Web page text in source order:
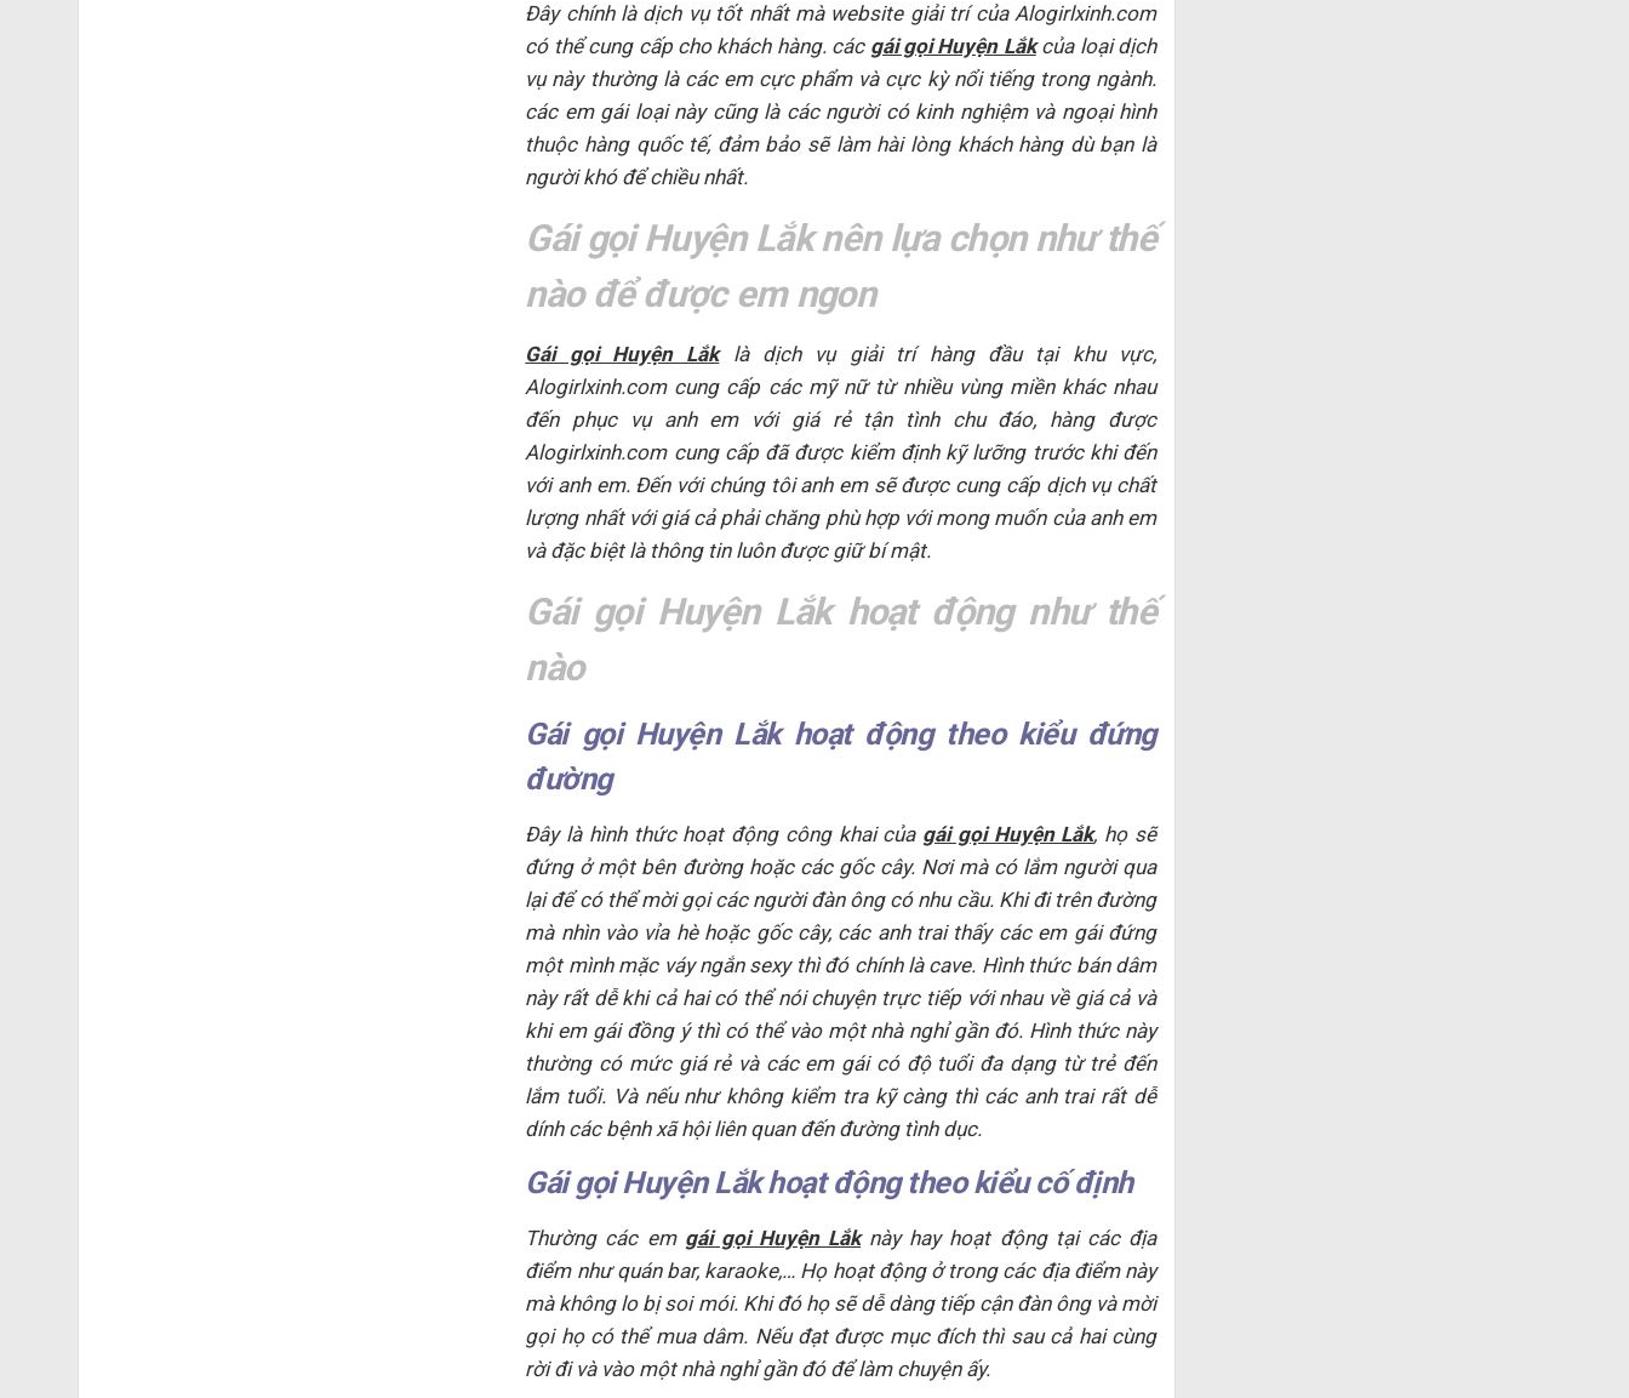
Đây chính là dịch vụ tốt nhất mà website giải trí của Alogirlxinh.com
có thể cung cấp cho khách hàng. các gái gọi Huyện Lắkcủa loại dịch
vụ này thường là các em cực phẩm và cực kỳ nổi tiếng trong ngành.
các em gái loại này cũng là các người có kinh nghiệm và ngoại hình
thuộc hàng quốc tế, đảm bảo sẽ làm hài lòng khách hàng dù bạn là
người khó để chiều nhất.
Gái gọi Huyện Lắk nên lựa chọn như thế
nào để được em ngon
Gái gọi Huyện Lắklà dịch vụ giải trí hàng đầu tại khu vực,
Alogirlxinh.com cung cấp các mỹ nữ từ nhiều vùng miền khác nhau
đến phục vụ anh em với giá rẻ tận tình chu đáo, hàng được
Alogirlxinh.com cung cấp đã được kiểm định kỹ lưỡng trước khi đến
với anh em. Đến với chúng tôi anh em sẽ được cung cấp dịch vụ chất
lượng nhất với giá cả phải chăng phù hợp với mong muốn của anh em
và đặc biệt là thông tin luôn được giữ bí mật.
Gái gọi Huyện Lắk hoạt động như thế
nào
Gái gọi Huyện Lắk hoạt động theo kiểu đứng
đường
Đây là hình thức hoạt động công khai của gái gọi Huyện Lắk, họ sẽ
đứng ở một bên đường hoặc các gốc cây. Nơi mà có lắm người qua
lại để có thể mời gọi các người đàn ông có nhu cầu. Khi đi trên đường
mà nhìn vào vỉa hè hoặc gốc cây, các anh trai thấy các em gái đứng
một mình mặc váy ngắn sexy thì đó chính là cave. Hình thức bán dâm
này rất dễ khi cả hai có thể nói chuyện trực tiếp với nhau về giá cả và
khi em gái đồng ý thì có thể vào một nhà nghỉ gần đó. Hình thức này
thường có mức giá rẻ và các em gái có độ tuổi đa dạng từ trẻ đến
lắm tuổi. Và nếu như không kiểm tra kỹ càng thì các anh trai rất dễ
dính các bệnh xã hội liên quan đến đường tình dục.
Gái gọi Huyện Lắk hoạt động theo kiểu cố định
Thường các em gái gọi Huyện Lắknày hay hoạt động tại các địa
điểm như quán bar, karaoke,… Họ hoạt động ở trong các địa điểm này
mà không lo bị soi mói. Khi đó họ sẽ dễ dàng tiếp cận đàn ông và mời
gọi họ có thể mua dâm. Nếu đạt được mục đích thì sau cả hai cùng
rời đi và vào một nhà nghỉ gần đó để làm chuyện ấy.